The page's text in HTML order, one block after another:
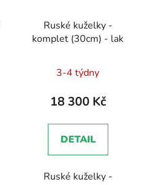
Ruské kuželky -
komplet (30cm) - lak
hodnocení
produktu
5,0
z
hvězdiček.
3-4 týdny
18 300 Kč
DETAIL
Ruské kuželky -